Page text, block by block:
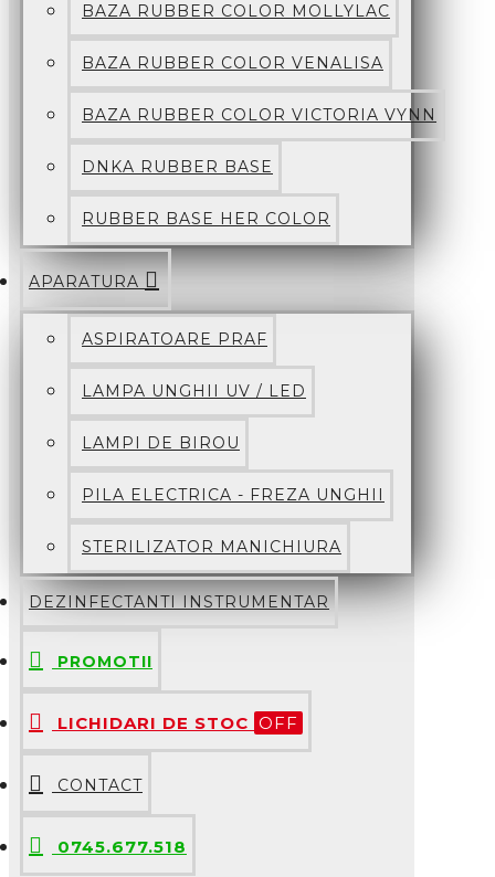
BAZA RUBBER COLOR MOLLYLAC
BAZA RUBBER COLOR VENALISA
BAZA RUBBER COLOR VICTORIA VYNN
DNKA RUBBER BASE
RUBBER BASE HER COLOR
APARATURA
ASPIRATOARE PRAF
LAMPA UNGHII UV / LED
LAMPI DE BIROU
PILA ELECTRICA - FREZA UNGHII
STERILIZATOR MANICHIURA
DEZINFECTANTI INSTRUMENTAR
PROMOTII
LICHIDARI DE STOC OFF
CONTACT
0745.677.518